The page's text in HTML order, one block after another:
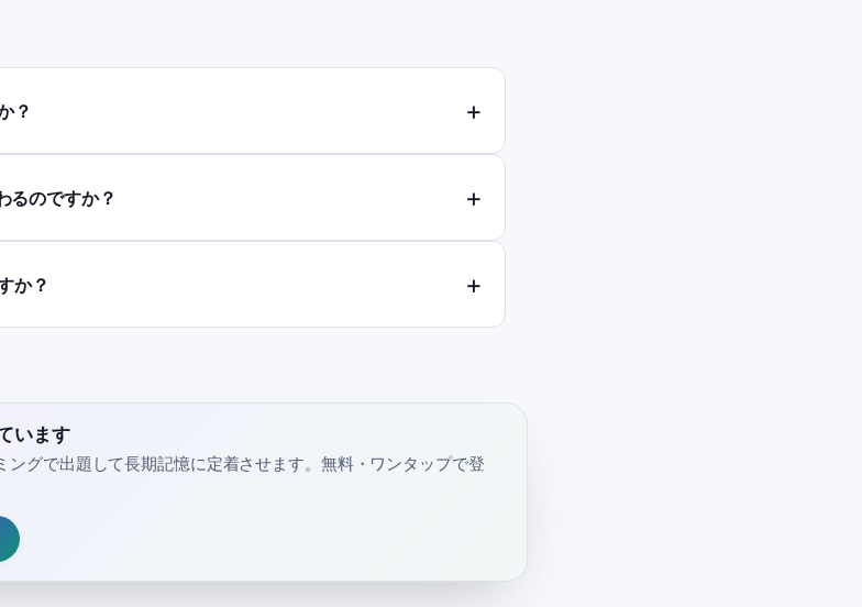
？
るのですか？
か？
います
ングで出題して長期記憶に定着させます。無料・ワンタップで登